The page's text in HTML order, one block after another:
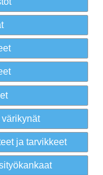
ja tarvikkeet